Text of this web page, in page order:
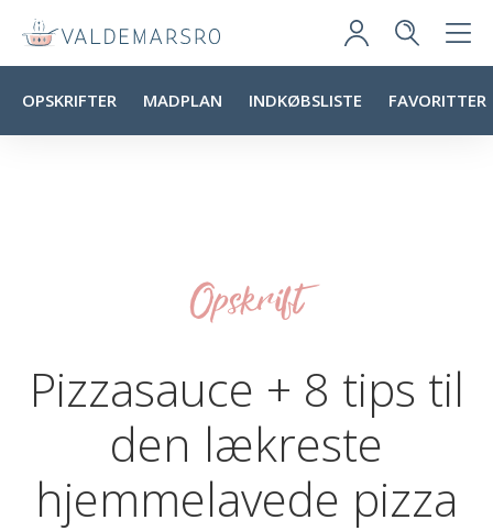
OPSKRIFTER MADPLAN INDKØBSLISTE FAVORITTER
Opskrift
Pizzasauce + 8 tips til
den lækreste
hjemmelavede pizza